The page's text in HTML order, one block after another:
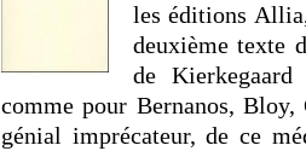
les éditions
deuxième texte
de
comme pour Bernanos,
génial imprécateur, de ce